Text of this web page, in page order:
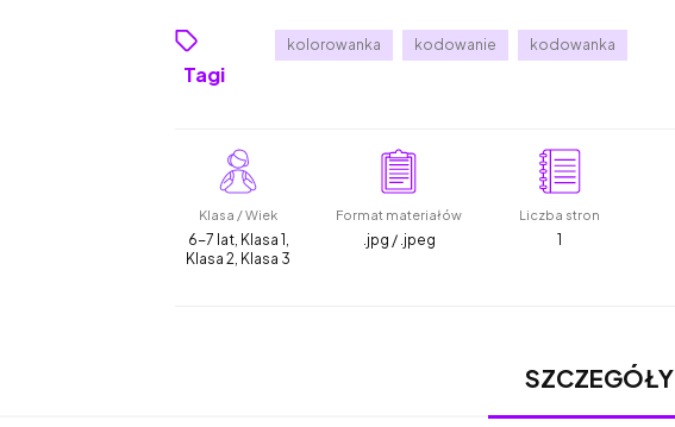
Tagi
kolorowanka kodowanie kodowanka
Klasa / Wiek
6-7 lat, Klasa 1,
Klasa 2, Klasa 3
Format materiałów
.jpg / .jpeg
Liczba stron
1
SZCZEGÓŁY